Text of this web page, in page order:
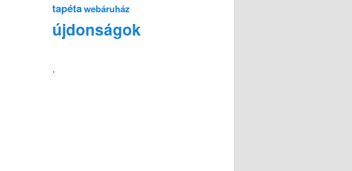
tapétawebáruház
újdonságok
.